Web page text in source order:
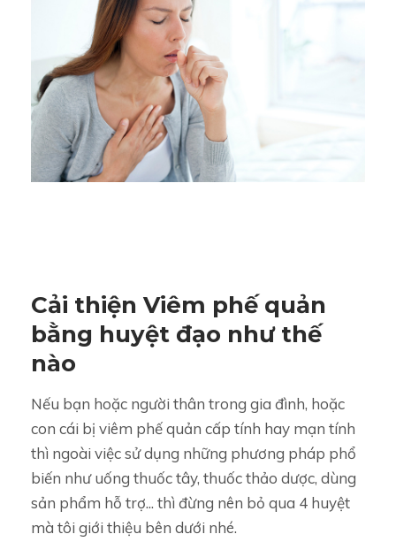
Cải thiện Viêm phế quản
bằng huyệt đạo như thế
nào
Nếu bạn hoặc người thân trong gia đình, hoặc
con cái bị viêm phế quản cấp tính hay mạn tính
thì ngoài việc sử dụng những phương pháp phổ
biến như uống thuốc tây, thuốc thảo dược, dùng
sản phẩm hỗ trợ... thì đừng nên bỏ qua 4 huyệt
mà tôi giới thiệu bên dưới nhé.